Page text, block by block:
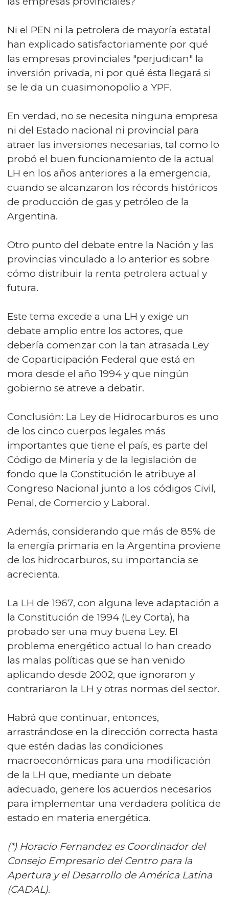
Ni el PEN ni la petrolera de mayoría estatal
han explicado satisfactoriamente por qué
las empresas provinciales "perjudican" la
inversión privada, ni por qué ésta llegará si
se le da un cuasimonopolio a YPF.
En verdad, no se necesita ninguna empresa
ni del Estado nacional ni provincial para
atraer las inversiones necesarias, tal como lo
probó el buen funcionamiento de la actual
LH en los años anteriores a la emergencia,
cuando se alcanzaron los récords históricos
de producción de gas y petróleo de la
Argentina.
Otro punto del debate entre la Nación y las
provincias vinculado a lo anterior es sobre
cómo distribuir la renta petrolera actual y
futura.
Este tema excede a una LH y exige un
debate amplio entre los actores, que
debería comenzar con la tan atrasada Ley
de Coparticipación Federal que está en
mora desde el año 1994 y que ningún
gobierno se atreve a debatir.
Conclusión: La Ley de Hidrocarburos es uno
de los cinco cuerpos legales más
importantes que tiene el país, es parte del
Código de Minería y de la legislación de
fondo que la Constitución le atribuye al
Congreso Nacional junto a los códigos Civil,
Penal, de Comercio y Laboral.
Además, considerando que más de 85% de
la energía primaria en la Argentina proviene
de los hidrocarburos, su importancia se
acrecienta.
La LH de 1967, con alguna leve adaptación a
la Constitución de 1994 (Ley Corta), ha
probado ser una muy buena Ley. El
problema energético actual lo han creado
las malas políticas que se han venido
aplicando desde 2002, que ignoraron y
contrariaron la LH y otras normas del sector.
Habrá que continuar, entonces,
arrastrándose en la dirección correcta hasta
que estén dadas las condiciones
macroeconómicas para una modificación
de la LH que, mediante un debate
adecuado, genere los acuerdos necesarios
para implementar una verdadera política de
estado en materia energética.
(*) Horacio Fernandez es Coordinador del
Consejo Empresario del Centro para la
Apertura y el Desarrollo de América Latina
(CADAL).